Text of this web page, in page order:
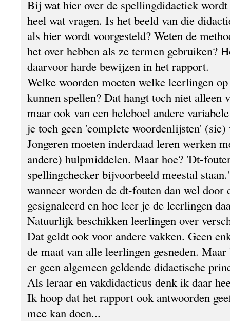
Bij wat hier over de spellingdidactiek
heel wat vragen. Is het beeld van die
als hier wordt voorgesteld? Weten de
het over hebben als ze termen gebruiken?
daarvoor harde bewijzen in het rapport.
Welke woorden moeten welke leerlingen
kunnen spellen? Dat hangt toch niet alleen
maar ook van een heleboel andere
je toch geen 'complete woordenlijsten'
Jongeren moeten inderdaad leren werken
andere) hulpmiddelen. Maar hoe? 'Dt-
spellingchecker bijvoorbeeld meestal
wanneer worden de dt-fouten dan wel door
gesignaleerd en hoe leer je de leerlingen
Natuurlijk beschikken leerlingen over
Dat geldt ook voor andere vakken. Geen
de maat van alle leerlingen gesneden.
er geen algemeen geldende didactische
Als leraar en vakdidacticus denk ik daar
Ik hoop dat het rapport ook antwoorden
mee kan doen...